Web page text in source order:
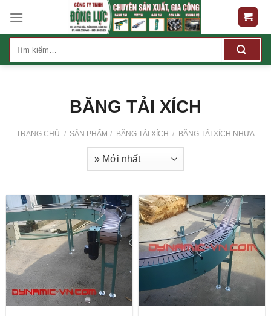
content
kiếm:
BĂNG TẢI XÍCH
TRANG CHỦ / SẢN PHẨM / BĂNG TẢI XÍCH / BĂNG TẢI XÍCH NHỰA